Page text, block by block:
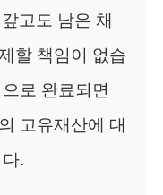
고도 남은 채
할 책임이 없습
로 완료되면
고유재산에 대
.